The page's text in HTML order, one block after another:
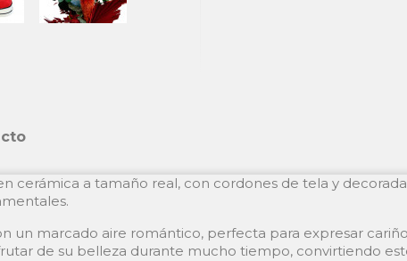
cerámica a tamaño real, con cordones de tela y
un marcado aire romántico, perfecta para expresar
de su belleza durante mucho tiempo, convirtiendo